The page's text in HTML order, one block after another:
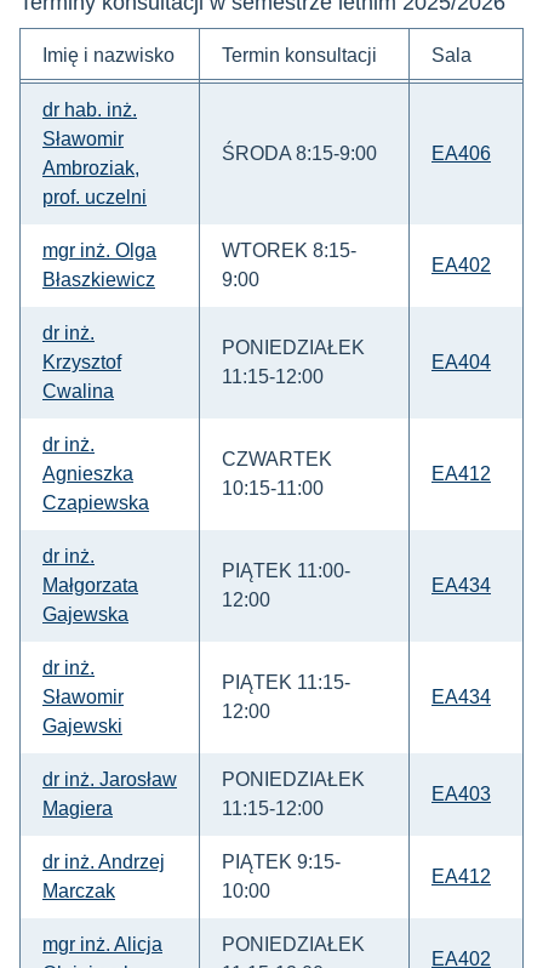
Imię i nazwisko Termin konsultacji Sala
dr hab. inż.
Sławomir
Ambroziak,
prof. uczelni
ŚRODA 8:15-9:00 EA406
mgr inż. Olga
Błaszkiewicz
WTOREK 8:15-
9:00
EA402
dr inż.
Krzysztof
Cwalina
PONIEDZIAŁEK
11:15-12:00
EA404
dr inż.
Agnieszka
Czapiewska
CZWARTEK
10:15-11:00
EA412
dr inż.
Małgorzata
Gajewska
PIĄTEK 11:00-
12:00
EA434
dr inż.
Sławomir
Gajewski
PIĄTEK 11:15-
12:00
EA434
dr inż. Jarosław
Magiera
PONIEDZIAŁEK
11:15-12:00
EA403
dr inż. Andrzej
Marczak
PIĄTEK 9:15-
10:00
EA412
mgr inż. Alicja
PONIEDZIAŁEK
EA402